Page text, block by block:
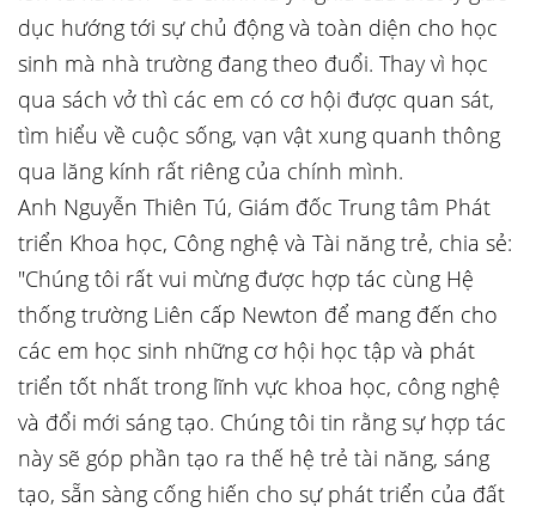
dục hướng tới sự chủ động và toàn diện cho học
sinh mà nhà trường đang theo đuổi. Thay vì học
qua sách vở thì các em có cơ hội được quan sát,
tìm hiểu về cuộc sống, vạn vật xung quanh thông
qua lăng kính rất riêng của chính mình.
Anh Nguyễn Thiên Tú, Giám đốc Trung tâm Phát
triển Khoa học, Công nghệ và Tài năng trẻ, chia sẻ:
"Chúng tôi rất vui mừng được hợp tác cùng Hệ
thống trường Liên cấp Newton để mang đến cho
các em học sinh những cơ hội học tập và phát
triển tốt nhất trong lĩnh vực khoa học, công nghệ
và đổi mới sáng tạo. Chúng tôi tin rằng sự hợp tác
này sẽ góp phần tạo ra thế hệ trẻ tài năng, sáng
tạo, sẵn sàng cống hiến cho sự phát triển của đất